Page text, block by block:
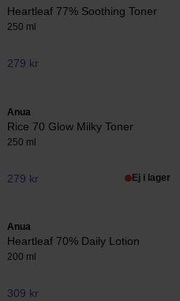
Heartleaf 77% Soothing Toner
250 ml
279 kr
Anua
Rice 70 Glow Milky Toner
250 ml
279 kr Ej i lager
Anua
Heartleaf 70% Daily Lotion
200 ml
309 kr